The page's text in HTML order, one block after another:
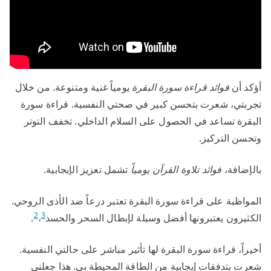
أؤكد أنفوائد قراءة سورة البقرة يومياً غنية ومتنوعة. من خلال
تجربتي، شعرت بتحسن كبير في صحتي النفسية. قراءة سورة
البقرة تساعد في الحصول على السلام الداخلي. تخفف التوتر
وتحسن التركيز.
بالإضافة، فوائد تلاوة القرآن يومياً تشمل تعزيز الإيجابية.
المواظبة على قراءة سورة البقرة تعتبر درعاً ضد الأذى الروحي.
الكثيرون يعتبرونها أفضل وسيلة لإبطال السحر والحسد
2،3
.
أخيراً، قراءة سورة البقرة لها تأثير مباشر على حالتي النفسية.
شعرت بتدفقات إيجابية من الطاقة المحيطة بي. هذا جعلني